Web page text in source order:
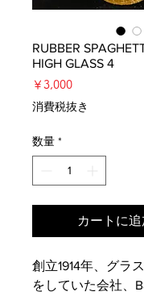
RUBBER
HIGH GLASS 4
￥3,000価
消費税抜き
数量 *
カートに
創立1914年、グラ
をしていた会社、